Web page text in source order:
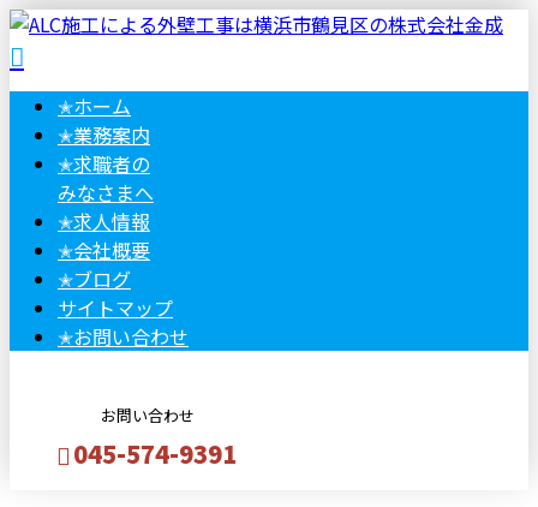
✭ホーム
✭業務案内
✭求職者の
みなさまへ
✭求人情報
✭会社概要
✭ブログ
サイトマップ
✭お問い合わせ
お問い合わせ
045-574-9391